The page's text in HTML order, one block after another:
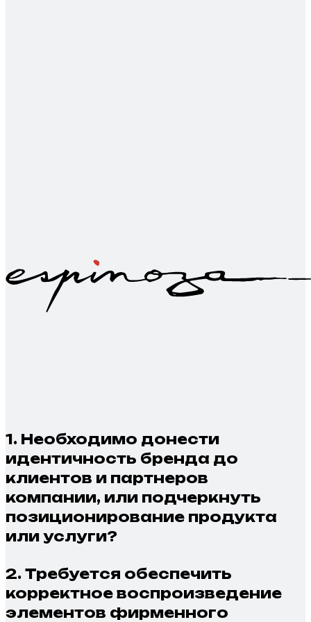
1. Необходимо донести
идентичность бренда до
клиентов и партнеров
компании, или подчеркнуть
позиционирование продукта
или услуги?
2. Требуется обеспечить
корректное воспроизведение
элементов фирменного